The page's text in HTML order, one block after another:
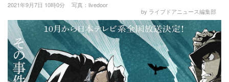
2021年9月7日 10時0分
写真：livedoor
by ライブドアニュース編集部